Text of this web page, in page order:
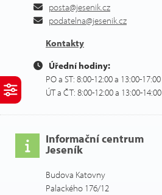
posta@jesenik.cz
podatelna@jesenik.cz
Kontakty
Úřední hodiny:
PO a ST: 8:00-12:00 a 13:00-17:00
ÚT a ČT: 8:00-12:00 a 13:00-14:00
Informační centrum
Jeseník
Budova Katovny
Palackého 176/12